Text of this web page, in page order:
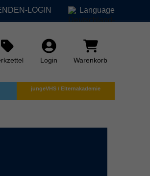
LOGIN Language
Login Warenkorb
jungeVHS / Elternakademie